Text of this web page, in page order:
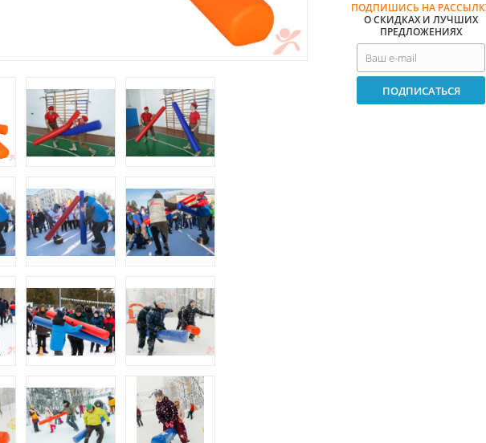
ПОДПИШИСЬ НА
О СКИДКАХ И ЛУЧШИХ
ПРЕДЛОЖЕНИЯХ